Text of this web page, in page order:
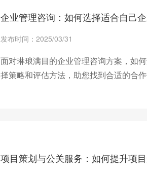
企业管理咨询：如何选择适合自己
发布时间：2025/03/31
面对琳琅满目的企业管理咨询方案，如
择策略和评估方法，助您找到合适的合
项目策划与公关服务：如何提升项